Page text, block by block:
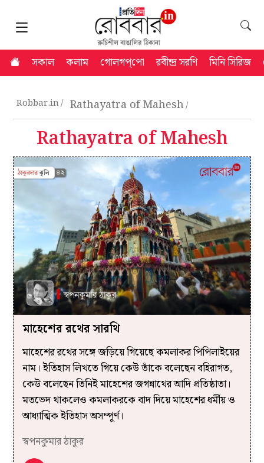
সকাল কলাম গোলগপ্‌পো রবীন্দ্র সরণি মিনি সিরিজ
Robbar.in Rathayatra of Mahesh
Rathayatra of Mahesh
মাহেশের রথের সারথি
মাহেশের রথের সঙ্গে জড়িয়ে গিয়েছে কমলাকর পিপিলাইয়ের
নাম। ইতিহাস লিখতে গিয়ে কেউ তাঁকে বলেছেন বহিরাগত,
কেউ বলেছেন তিনিই মাহেশের জগন্নাথের আদি প্রতিষ্ঠাতা।
মতভেদ থাকলেও কমলাকরকে বাদ দিয়ে মাহেশের ধর্মীয় ও
আধ্যাত্মিক ইতিহাস অসম্পূর্ণ।
স্বপনকুমার ঠাকুর